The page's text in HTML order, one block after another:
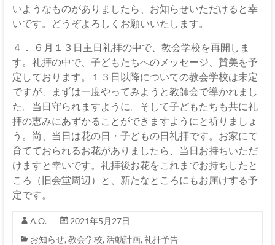
いようなものがありましたら、お知らせいただけると幸
いです。どうぞよろしくお願いいたします。
４． ６月１３日主日礼拝の中で、教会学校を再開しま
す。礼拝の中で、子どもたちへのメッセージ、賛美を予
定しております。１３日以降についての教会学校は未定
ですが、まずは一度やってみようと教師会で導かれまし
た。当日守られますように。そして子どもたちも共に礼
拝の恵みにあずかることができますようにと祈りましょ
う。尚、当日は花の日・子どもの日礼拝です。お家にて
育てておられるお花がありましたら、当日お持ちいただ
けますと幸いです。礼拝後お花をこれまでお持ちしたと
ころ（旧会堂周辺）と、新たなところにもお届けする予
定です。
A.O.
2021年5月27日
お知らせ, 教会学校, 活動計画, 礼拝予告